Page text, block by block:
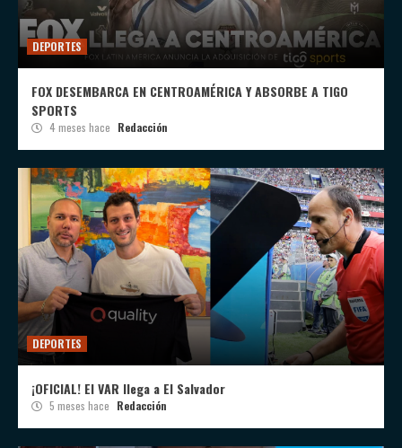
DEPORTES
FOX DESEMBARCA EN CENTROAMÉRICA Y ABSORBE A TIGO
SPORTS
4 meses hace Redacción
DEPORTES
¡OFICIAL! El VAR llega a El Salvador
5 meses hace Redacción